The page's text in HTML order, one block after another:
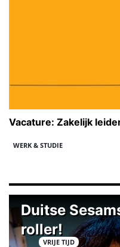
Vacature: Zakelijk
WERK & STUDIE
Duitse
roller!
VRIJE TIJD